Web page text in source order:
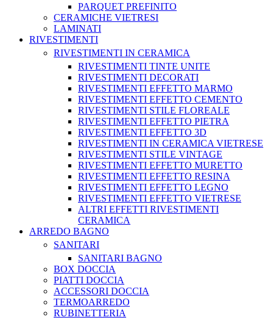
PARQUET PREFINITO
CERAMICHE VIETRESI
LAMINATI
RIVESTIMENTI
RIVESTIMENTI IN CERAMICA
RIVESTIMENTI TINTE UNITE
RIVESTIMENTI DECORATI
RIVESTIMENTI EFFETTO MARMO
RIVESTIMENTI EFFETTO CEMENTO
RIVESTIMENTI STILE FLOREALE
RIVESTIMENTI EFFETTO PIETRA
RIVESTIMENTI EFFETTO 3D
RIVESTIMENTI IN CERAMICA VIETRESE
RIVESTIMENTI STILE VINTAGE
RIVESTIMENTI EFFETTO MURETTO
RIVESTIMENTI EFFETTO RESINA
RIVESTIMENTI EFFETTO LEGNO
RIVESTIMENTI EFFETTO VIETRESE
ALTRI EFFETTI RIVESTIMENTI
CERAMICA
ARREDO BAGNO
SANITARI
SANITARI BAGNO
BOX DOCCIA
PIATTI DOCCIA
ACCESSORI DOCCIA
TERMOARREDO
RUBINETTERIA